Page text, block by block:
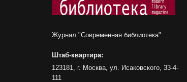
Журнал "Современная библиотека"
Штаб-квартира:
123181, г. Москва, ул. Исаковского, 33-4-
111